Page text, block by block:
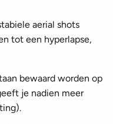
aerial shots
tot een hyperlapse,
bewaard worden op
je nadien meer